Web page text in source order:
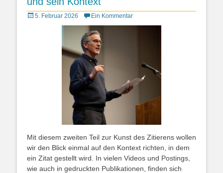
Posted
5. Februar 2026 Ein Kommentar
Mit diesem zweiten Teil zur Kunst des Zitierens wollen
wir den Blick einmal auf den Kontext richten, in dem
ein Zitat gestellt wird. In vielen Videos und Postings,
wie auch in gedruckten Publikationen, finden sich